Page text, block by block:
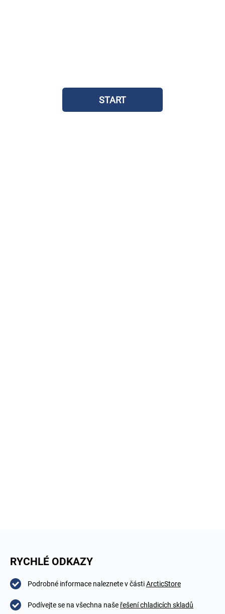
RYCHLÉ ODKAZY
Podrobné informace naleznete v částiArcticStore
Podívejte se na všechna naše řešení chladicích skladů